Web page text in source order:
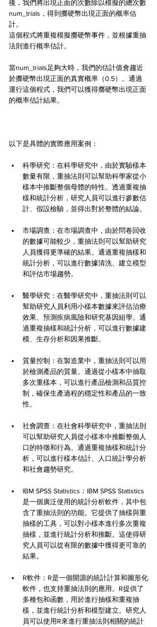
後，我們將出現正面的次數除以模擬的總次數
num_trials，得到擲硬幣出現正面的概率估
計。
這個程式將重複模擬擲硬幣事件，並根據重抽
法則進行概率估計。
當num_trials足夠大時，我們的估計值會趨近
於擲硬幣出現正面的真實概率（0.5）。通過
運行這個程式，我們可以獲得擲硬幣出現正面
的概率估計結果。
以下是具體的實際應用案例：
科學研究：在科學研究中，由於實驗樣本
數量有限，重抽法則可以幫助科學家從小
樣本中推斷整個母體的特性。透過重複抽
樣和統計分析，研究人員可以進行參數估
計、假設檢驗，並得出對於整體的結論。
市場調查：在市場調查中，由於問卷回收
的數據可能較少，重抽法則可以幫助研究
人員獲得更準確的結果。通過重複抽樣和
統計分析，可以進行數據清洗、建立模型
和評估市場趨勢。
醫學研究：在醫學研究中，重抽法則可以
幫助研究人員利用小樣本數據來評估治療
效果、預測疾病風險和研究基因組學。通
過重複抽樣和統計分析，可以進行數據建
模、生存分析和因果推斷。
質量控制：在製造業中，重抽法則可以用
於檢測產品的質量。通過從小樣本中抽取
多次重樣本，可以進行產品檢測和品質控
制，確保生產過程的穩定性和產品的一致
性。
社會調查：在社會科學研究中，重抽法則
可以幫助研究人員從小樣本中推斷整個人
口的特徵和行為。通過重複抽樣和統計分
析，可以進行樣本估計、人口統計學分析
和社會趨勢研究。
IBM SPSS Statistics：IBM SPSS Statistics
是一個廣泛使用的統計分析軟件，其中包
含了重抽法則的功能。它提供了抽樣與重
抽樣的工具，可以對小樣本進行多次重複
抽樣，並進行統計分析和推斷。這使得研
究人員可以從有限的數據中獲得更可靠的
結果。
R軟件：R是一個開源的統計計算和圖形化
軟件，也支持重抽法則的應用。R提供了
多種包和函數，用於進行抽樣和重複抽
樣，並進行統計分析和模型建立。研究人
員可以使用R來進行重抽法則相關的統計